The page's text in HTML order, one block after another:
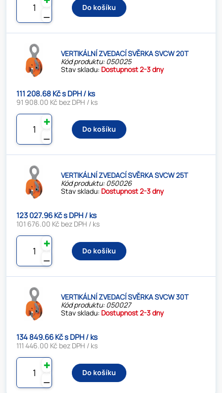
⚊
Do košíku
VERTIKÁLNÍ ZVEDACÍ SVĚRKA SVCW 20T
Kód produktu: 050025
Stav skladu: Dostupnost 2-3 dny
111 208.68 Kč s DPH / ks
91 908.00 Kč bez DPH / ks
⚊
✚
Do košíku
VERTIKÁLNÍ ZVEDACÍ SVĚRKA SVCW 25T
Kód produktu: 050026
Stav skladu: Dostupnost 2-3 dny
123 027.96 Kč s DPH / ks
101 676.00 Kč bez DPH / ks
⚊
✚
Do košíku
VERTIKÁLNÍ ZVEDACÍ SVĚRKA SVCW 30T
Kód produktu: 050027
Stav skladu: Dostupnost 2-3 dny
134 849.66 Kč s DPH / ks
111 446.00 Kč bez DPH / ks
⚊
✚
Do košíku